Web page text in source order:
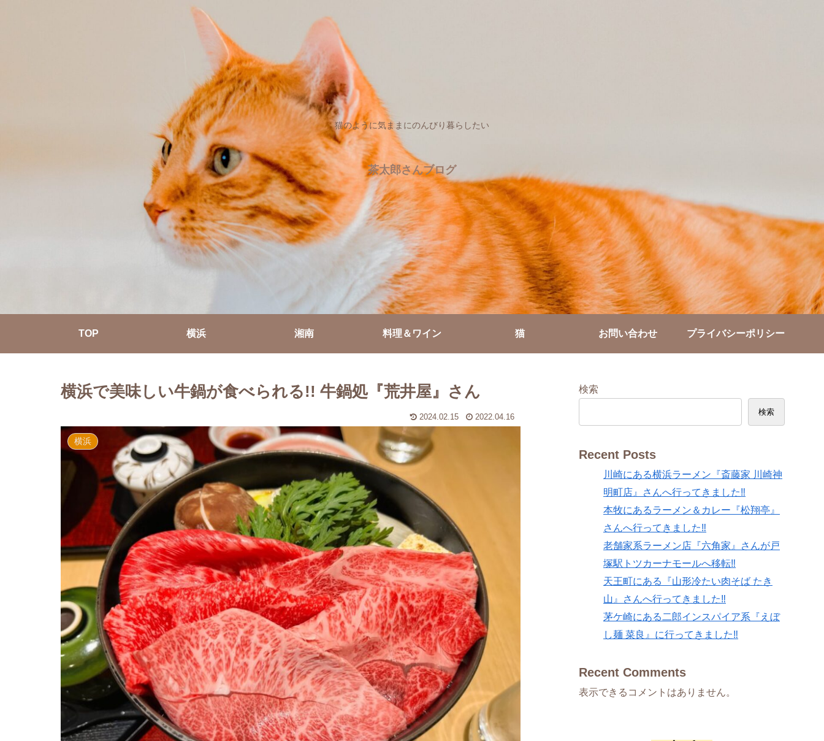
猫のように気ままにのんびり暮らしたい
茶太郎さんブログ
TOP 横浜 湘南 料理＆ワイン 猫 お問い合わせ プライバシーポリシー
横浜で美味しい牛鍋が食べられる!! 牛鍋処『荒井屋』さん
2024.02.15 2022.04.16
横浜
検索
検索
Recent Posts
川崎にある横浜ラーメン『斎藤家 川崎神
明町店』さんへ行ってきました‼
本牧にあるラーメン＆カレー『松翔亭』
さんへ行ってきました‼
老舗家系ラーメン店『六角家』さんが戸
塚駅トツカーナモールへ移転‼
天王町にある『山形冷たい肉そば たき
山』さんへ行ってきました‼
茅ケ崎にある二郎インスパイア系『えぼ
し麺 菜良』に行ってきました‼
Recent Comments
表示できるコメントはありません。